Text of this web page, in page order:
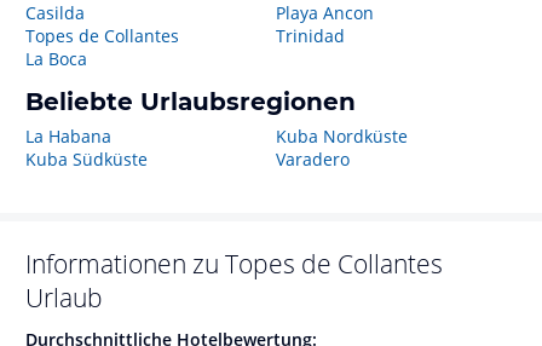
Casilda
Topes de Collantes
La Boca
Playa Ancon
Trinidad
Beliebte Urlaubsregionen
La Habana
Kuba Südküste
Kuba Nordküste
Varadero
Informationen zu Topes de Collantes
Urlaub
Durchschnittliche Hotelbewertung: